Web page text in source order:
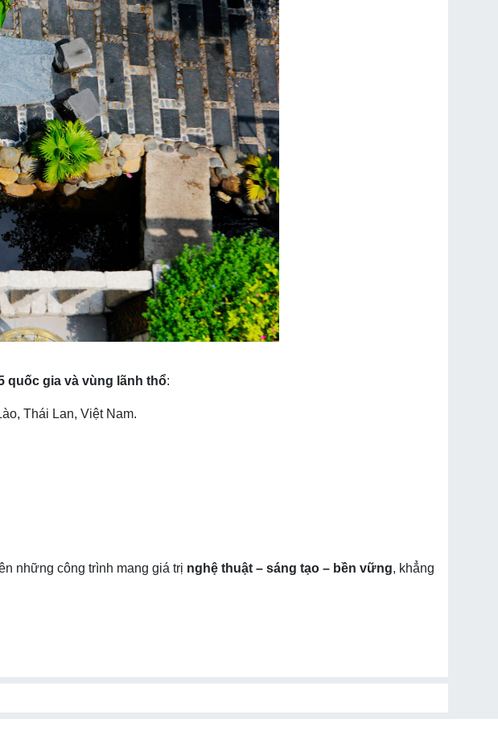
quốc gia và vùng lãnh thổ:
Thái Lan, Việt Nam.
những công trình mang giá trị nghệ thuật – sáng tạo – bền vững, khẳng